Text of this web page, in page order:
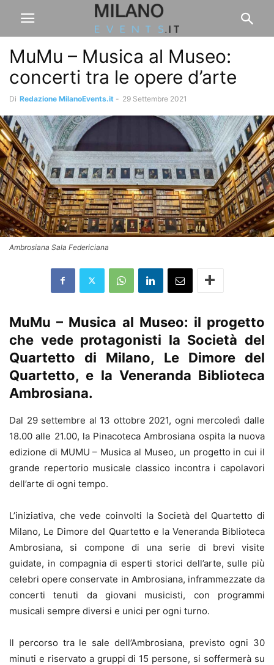
MuMu – Musica al Museo:
concerti tra le opere d’arte
Di Redazione MilanoEvents.it - 29 Settembre 2021
Ambrosiana Sala Federiciana
MuMu – Musica al Museo: il progetto
che vede protagonisti la Società del
Quartetto di Milano, Le Dimore del
Quartetto, e la Veneranda Biblioteca
Ambrosiana.
Dal 29 settembre al 13 ottobre 2021, ogni mercoledì dalle
18.00 alle 21.00, la Pinacoteca Ambrosiana ospita la nuova
edizione di MUMU – Musica al Museo, un progetto in cui il
grande repertorio musicale classico incontra i capolavori
dell’arte di ogni tempo.
L’iniziativa, che vede coinvolti la Società del Quartetto di
Milano, Le Dimore del Quartetto e la Veneranda Biblioteca
Ambrosiana, si compone di una serie di brevi visite
guidate, in compagnia di esperti storici dell’arte, sulle più
celebri opere conservate in Ambrosiana, inframmezzate da
concerti tenuti da giovani musicisti, con programmi
musicali sempre diversi e unici per ogni turno.
Il percorso tra le sale dell’Ambrosiana, previsto ogni 30
minuti e riservato a gruppi di 15 persone, si soffermerà su